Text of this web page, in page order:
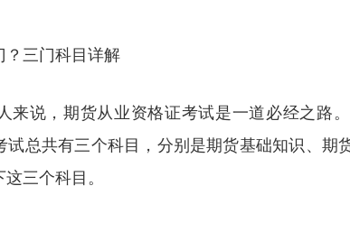
？三门科目详解
来说，期货从业资格证考试是一道必经之路
总共有三个科目，分别是期货基础知识、期
三个科目。